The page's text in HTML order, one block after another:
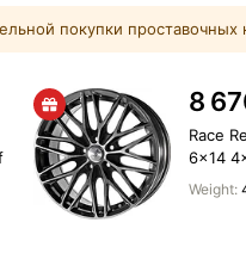
покупки проставочных
8
Race
6x14
60.1
Weight: